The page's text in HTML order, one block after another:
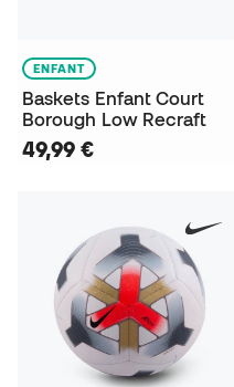
ENFANT
Baskets Enfant Court
Borough Low Recraft
49,99 €